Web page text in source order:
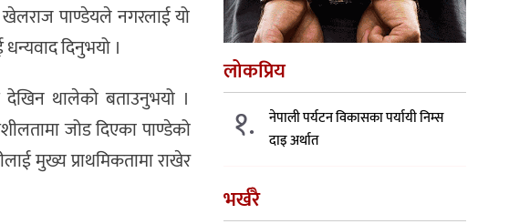
पाण्डेयले नगरलाई यो
दिनुभयो ।
देखिन थालेको बताउनुभयो ।
जोड दिएका पाण्डेको
मुख्य प्राथमिकतामा राखेर
लोकप्रिय
१.
नेपाली पर्यटन विकासका पर्यायी निम्स
दाइ अर्थात
भर्खरै